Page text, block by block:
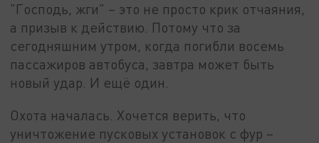
"Господь, жги" – это не просто крик отчаяния,
а призыв к действию. Потому что за
сегодняшним утром, когда погибли восемь
пассажиров автобуса, завтра может быть
новый удар. И ещё один.
Охота началась. Хочется верить, что
уничтожение пусковых установок с фур –